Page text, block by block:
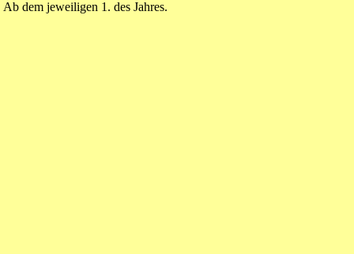
Ab dem jeweiligen 1. des Jahres.